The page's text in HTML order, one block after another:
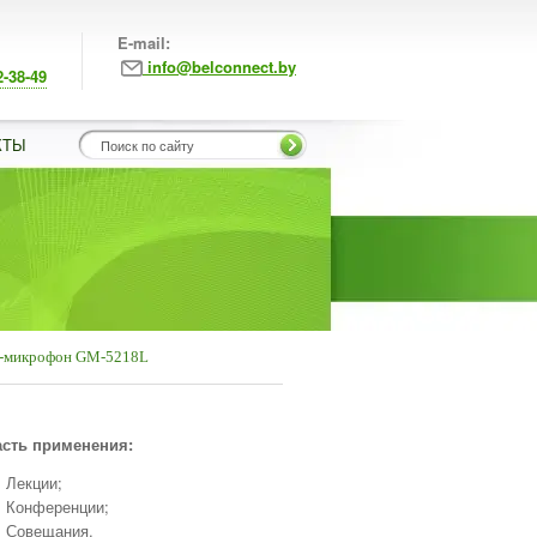
38-49
E-mail:
info@belconnect.by
микрофон GM-5218L
применения:
Лекции;
Конференции;
Совещания.